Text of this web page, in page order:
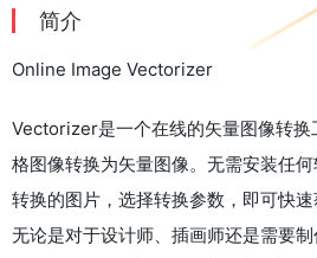
简介
Online Image Vectorizer
Vectorizer是一个在线的矢量图像转换
格图像转换为矢量图像。无需安装任
转换的图片，选择转换参数，即可快速
无论是对于设计师、插画师还是需要